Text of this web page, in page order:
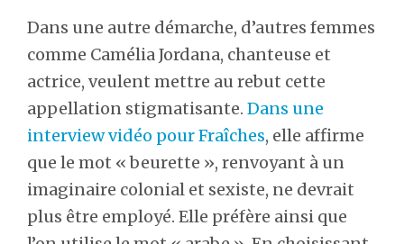
Dans une autre démarche, d’autres femmes
comme Camélia Jordana, chanteuse et
actrice, veulent mettre au rebut cette
appellation stigmatisante. Dans une
interview vidéo pour Fraîches, elle affirme
que le mot « beurette », renvoyant à un
imaginaire colonial et sexiste, ne devrait
plus être employé. Elle préfère ainsi que